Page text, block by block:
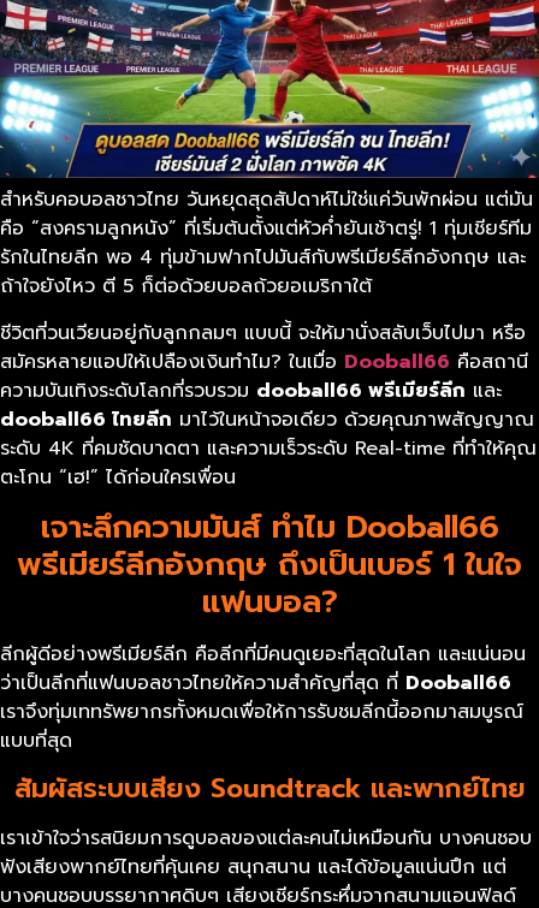
สำหรับคอบอลชาวไทย วันหยุดสุดสัปดาห์ไม่ใช่แค่วันพักผ่อน แต่มัน
คือ “สงครามลูกหนัง” ที่เริ่มต้นตั้งแต่หัวค่ำยันเช้าตรู่! 1 ทุ่มเชียร์ทีม
รักในไทยลีก พอ 4 ทุ่มข้ามฟากไปมันส์กับพรีเมียร์ลีกอังกฤษ และ
ถ้าใจยังไหว ตี 5 ก็ต่อด้วยบอลถ้วยอเมริกาใต้
ชีวิตที่วนเวียนอยู่กับลูกกลมๆ แบบนี้ จะให้มานั่งสลับเว็บไปมา หรือ
สมัครหลายแอปให้เปลืองเงินทำไม? ในเมื่อ Dooball66 คือสถานี
ความบันเทิงระดับโลกที่รวบรวม dooball66 พรีเมียร์ลีก และ
dooball66 ไทยลีก มาไว้ในหน้าจอเดียว ด้วยคุณภาพสัญญาณ
ระดับ 4K ที่คมชัดบาดตา และความเร็วระดับ Real-time ที่ทำให้คุณ
ตะโกน “เฮ!” ได้ก่อนใครเพื่อน
เจาะลึกความมันส์ ทำไม Dooball66
พรีเมียร์ลีกอังกฤษ ถึงเป็นเบอร์ 1 ในใจ
แฟนบอล?
ลีกผู้ดีอย่างพรีเมียร์ลีก คือลีกที่มีคนดูเยอะที่สุดในโลก และแน่นอน
ว่าเป็นลีกที่แฟนบอลชาวไทยให้ความสำคัญที่สุด ที่ Dooball66
เราจึงทุ่มเททรัพยากรทั้งหมดเพื่อให้การรับชมลีกนี้ออกมาสมบูรณ์
แบบที่สุด
สัมผัสระบบเสียง Soundtrack และพากย์ไทย
เราเข้าใจว่ารสนิยมการดูบอลของแต่ละคนไม่เหมือนกัน บางคนชอบ
ฟังเสียงพากย์ไทยที่คุ้นเคย สนุกสนาน และได้ข้อมูลแน่นปึก แต่
บางคนชอบบรรยากาศดิบๆ เสียงเชียร์กระหึ่มจากสนามแอนฟิลด์